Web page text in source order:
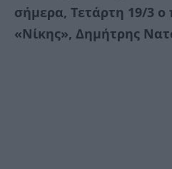
σήμερα, Τετάρτη 19/3 ο
«Νίκης», Δημήτρης